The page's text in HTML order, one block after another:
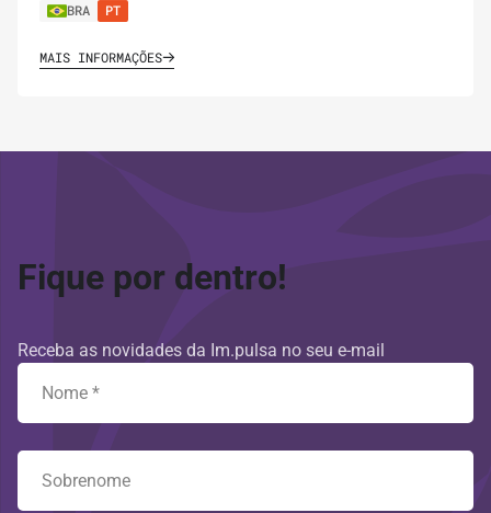
BRA PT
MAIS INFORMAÇÕES
Fique por dentro!
Receba as novidades da Im.pulsa no seu e-mail